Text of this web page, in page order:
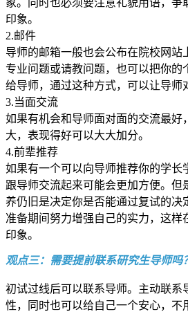
印象。
2.邮件
导师的邮箱一般也会公布在院校网站
专业问题或请教问题，也可以把你的
给导师，通过这种方式，可以让导师
3.当面交流
如果有机会和导师面对面的交流最好
大，表现得好可以大大加分。
4.前辈推荐
如果有一个可以向导师推荐你的学长
跟导师交流起来可能会更加方便。但
养仍旧是决定你是否能通过复试的决
准备期间努力增强自己的实力，这样
印象。
观点三：需要提前联系研究生导师吗
初试过线后可以联系导师。主动联系
性，同时也可以给自己一个安心，不